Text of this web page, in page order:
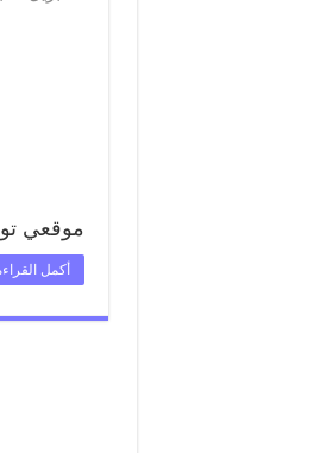
موقعي تواصل
أكمل